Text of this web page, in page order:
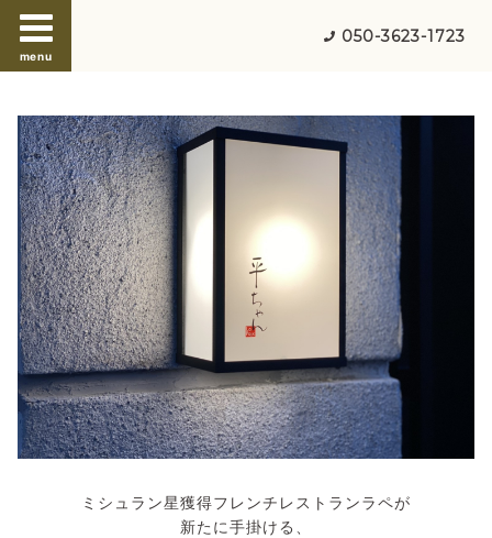
menu
050-3623-1723
ミシュラン星獲得フレンチレストランラペが
新たに手掛ける、